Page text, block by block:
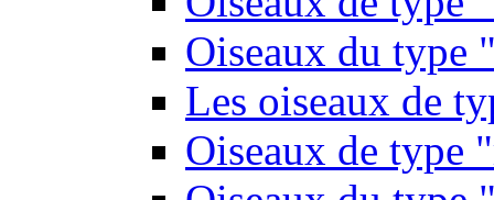
Oiseaux du type
Les oiseaux de
Oiseaux de type